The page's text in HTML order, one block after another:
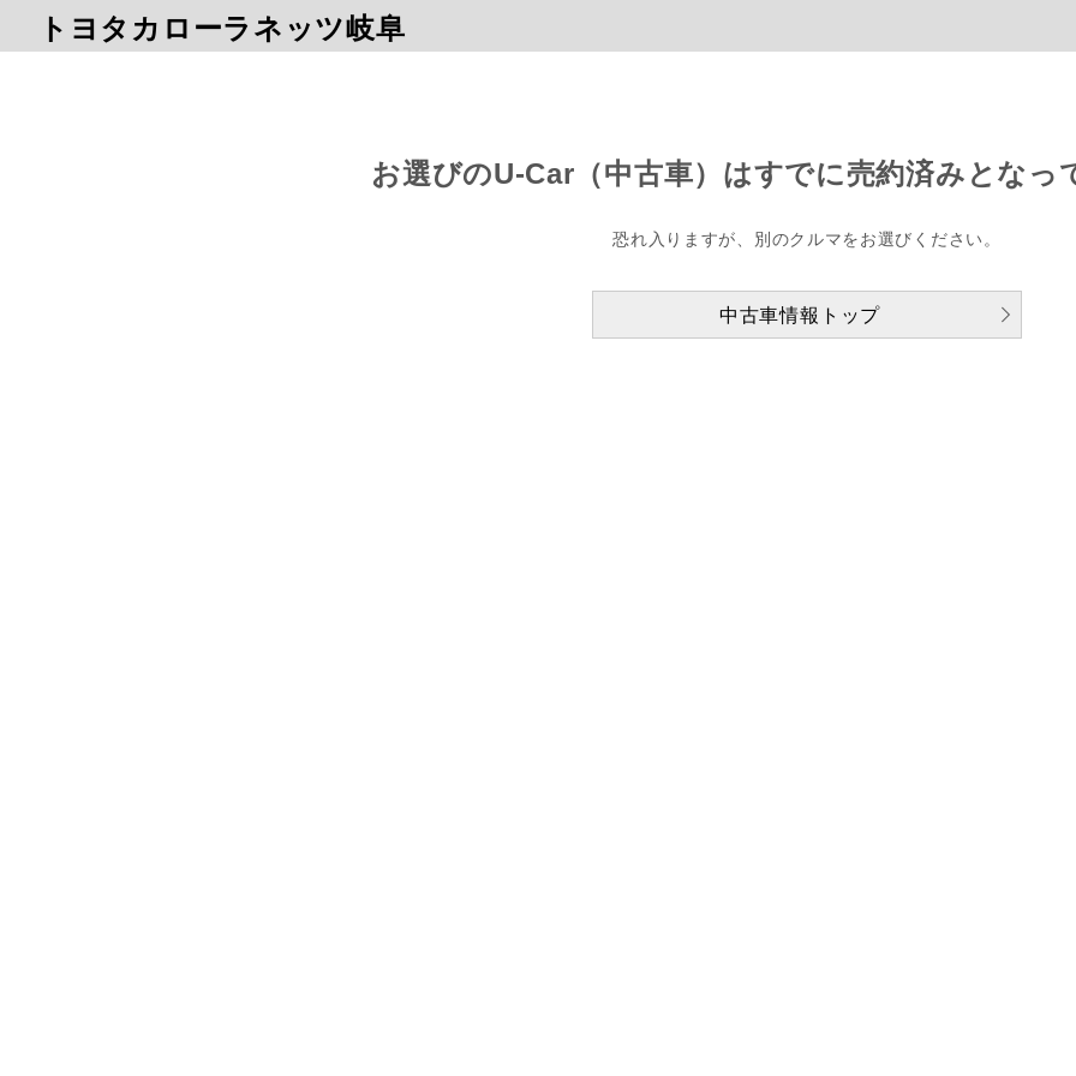
トヨタカローラネッツ岐阜
お選びのU-Car（中古車）はすでに売約済みとなっ
恐れ入りますが、別のクルマをお選びください。
中古車情報トップ